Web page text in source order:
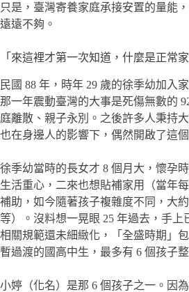
只是，臺灣寄養家庭承接安置的量能
遠遠不夠。
「來這裡才第一次知道，什麼是正常家
民國 88 年，時年 29 歲的徐季幼加入
那一年震動臺灣的大事是死傷無數的
庭離散、親子永別。之後許多人秉持
也在身邊人的影響下，偶然開啟了這個
徐季幼當時的長女才 8 個月大，懷孕
生活重心，二來也想貼補家用（當年
補助，如今隨著孩子複雜度不同，大
等）。沒料想一晃眼 25 年過去，手上
相關規範還未細緻化，「全盛時期」
暫過渡的國高中生，最多有 6 個孩子
小婷（化名）是那 6 個孩子之一。因